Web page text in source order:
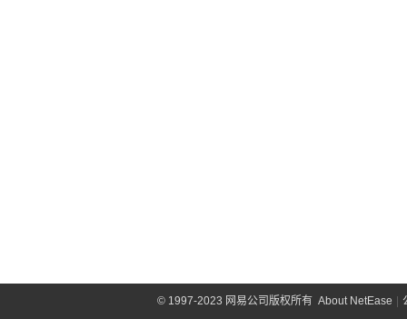
©1997-2023 网易公司版权所有 About NetEase